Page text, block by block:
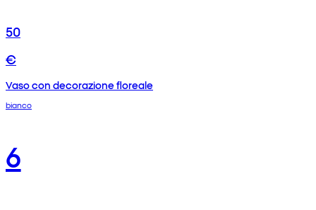
50
€
Vaso con decorazione floreale
bianco
6